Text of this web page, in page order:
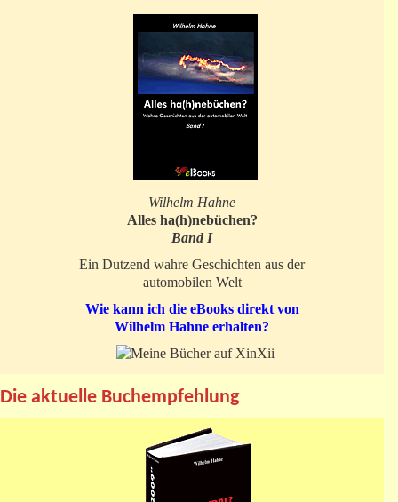
Wilhelm Hahne
Alles ha(h)nebüchen?
Band I
Ein Dutzend wahre Geschichten aus der
automobilen Welt
Wie kann ich die eBooks direkt von
Wilhelm Hahne erhalten?
Die aktuelle Buchempfehlung